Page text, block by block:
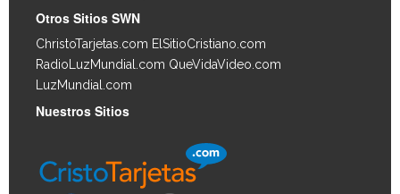
Otros Sitios SWN
ChristoTarjetas.com ElSitioCristiano.com
RadioLuzMundial.com QueVidaVideo.com
LuzMundial.com
Nuestros Sitios